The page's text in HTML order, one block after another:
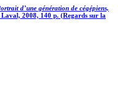
d’une génération de cégépiens,
Laval, 2008, 140 p. (Regards sur la